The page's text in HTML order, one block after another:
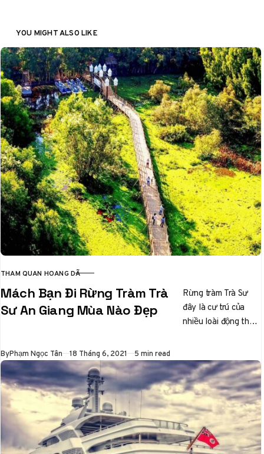
YOU MIGHT ALSO LIKE
CATEGORY
THAM QUAN HOANG DÃ
Mách Bạn Đi Rừng Tràm Trà
Sư An Giang Mùa Nào Đẹp
Rừng tràm Trà Sư
đây là cư trú của
nhiều loài động thực
ByPhạm Ngọc Tân Published
18 Tháng 6, 2021 5 min read